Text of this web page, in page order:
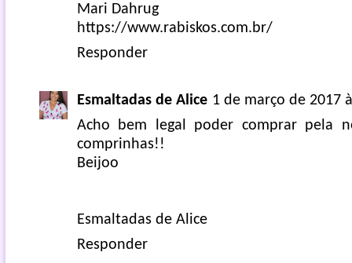
Mari Dahrug
https://www.rabiskos.com.br/
Responder
Esmaltadas de Alice 1 de março de 2017
Acho bem legal poder comprar pela
comprinhas!!
Beijoo
Esmaltadas de Alice
Responder